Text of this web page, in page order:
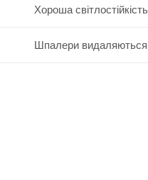
Хороша світлостійкість
Шпалери видаляються